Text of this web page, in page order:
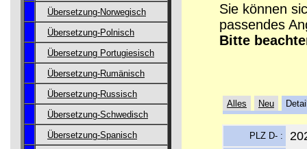
Übersetzung-Norwegisch
Übersetzung-Polnisch
Übersetzung Portugiesisch
Übersetzung-Rumänisch
Übersetzung-Russisch
Übersetzung-Schwedisch
Übersetzung-Spanisch
Sie können
passendes
Bitte
Alles Neu
PLZ D- :